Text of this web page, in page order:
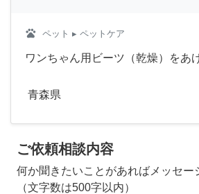
pets ペット ▸ ペットケア
ワンちゃん用ビーツ（乾燥）をあ
青森県
ご依頼相談内容
何か聞きたいことがあればメッセー
（文字数は500字以内）